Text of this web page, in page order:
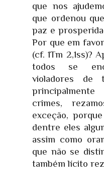
que nos
que ordenou
paz e
Por que em
(cf. 1Tm 2,1ss)?
todos se
violadores de
crimes,
exceção,
dentre eles
assim como
que não se
também lícito